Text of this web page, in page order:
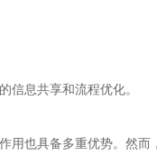
信息共享和流程优化。
用也具备多重优势。然而